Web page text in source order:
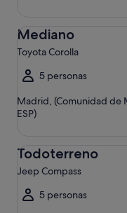
Mediano
Toyota Corolla
5 personas
Madrid, (Comunidad de
ESP)
Todoterreno
Jeep Compass
5 personas